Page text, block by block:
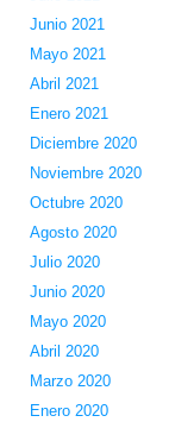
Junio 2021
Mayo 2021
Abril 2021
Enero 2021
Diciembre 2020
Noviembre 2020
Octubre 2020
Agosto 2020
Julio 2020
Junio 2020
Mayo 2020
Abril 2020
Marzo 2020
Enero 2020